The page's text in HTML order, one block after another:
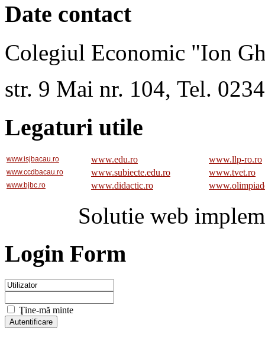
Date contact
Colegiul Economic "Ion
str. 9 Mai nr. 104, Tel.
Legaturi utile
www.isjbacau.ro www.edu.ro www.llp-ro.ro
www.ccdbacau.ro www.subiecte.edu.ro www.tvet.ro
www.bjbc.ro www.didactic.ro
Solutie web
Login Form
Ţine-mă minte